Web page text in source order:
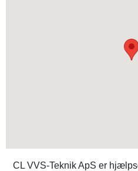
CL VVS-Teknik ApS er